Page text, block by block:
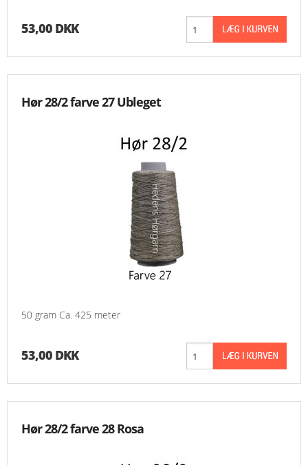
53,00 DKK
Hør 28/2 farve 27 Ubleget
50 gram Ca. 425 meter
53,00 DKK
Hør 28/2 farve 28 Rosa